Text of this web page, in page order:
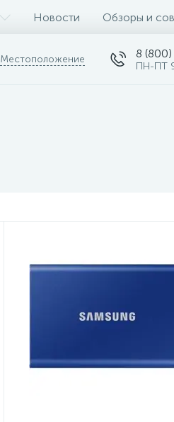
Новости Обзоры и
Местоположение 8 (800)
ПН-ПТ